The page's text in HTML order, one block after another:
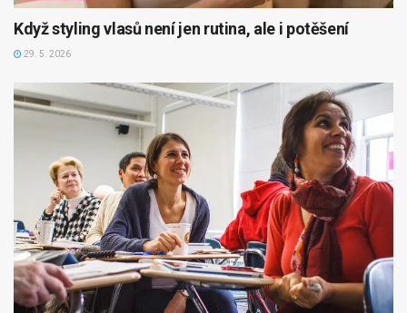
Když styling vlasů není jen rutina, ale i potěšení
29. 5. 2026